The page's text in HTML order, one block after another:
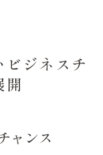
ジネスチ
開
ャンス